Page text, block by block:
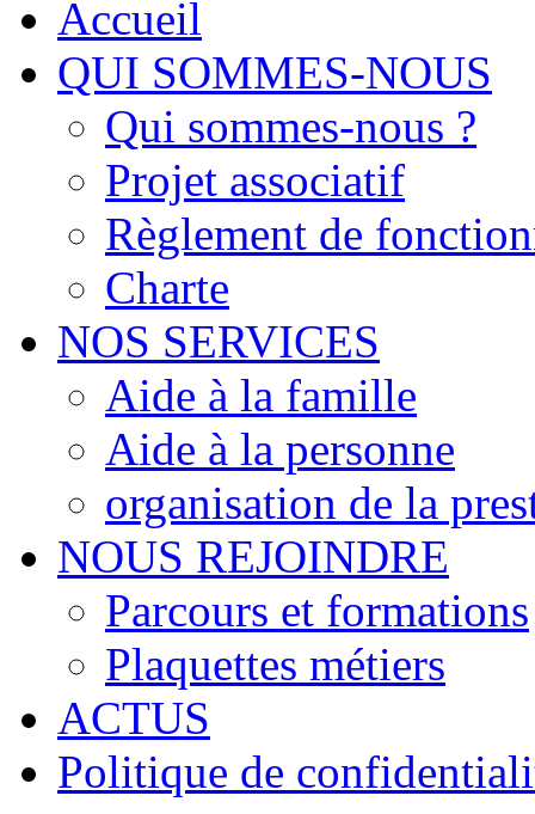
Accueil
QUI SOMMES-NOUS
Qui sommes-nous ?
Projet associatif
Règlement de
Charte
NOS SERVICES
Aide à la famille
Aide à la personne
organisation de la
NOUS REJOINDRE
Parcours et formations
Plaquettes métiers
ACTUS
Politique de